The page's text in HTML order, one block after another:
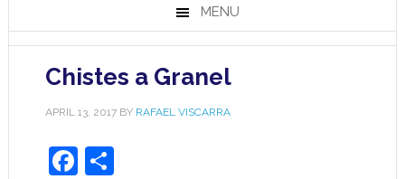
MENU
Chistes a Granel
APRIL 13, 2017BY RAFAEL VISCARRA
Facebook
Share